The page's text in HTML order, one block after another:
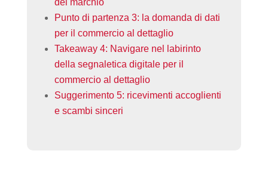
del marchio
Punto di partenza 3: la domanda di dati
per il commercio al dettaglio
Takeaway 4: Navigare nel labirinto
della segnaletica digitale per il
commercio al dettaglio
Suggerimento 5: ricevimenti accoglienti
e scambi sinceri